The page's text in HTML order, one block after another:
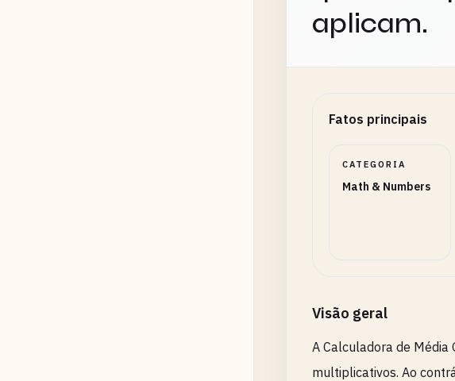
aplicam.
Fatos principais
CATEGORIA
Math & Numbers
Visão geral
A Calculadora de
multiplicativos. Ao